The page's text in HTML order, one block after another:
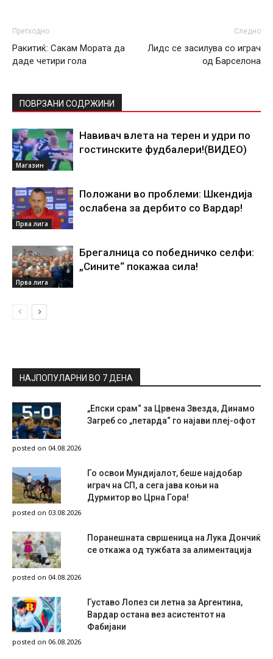
Претходно
Ракитиќ: Сакам Мората да
даде четири гола
Следно
Лидс се засилува со играч
од Барселона
ПОВРЗАНИ СОДРЖИНИ
Магазин
Навивач влета на терен и удри по
гостинските фудбалери!(ВИДЕО)
Прва лига
Положани во проблеми: Шкендија
ослабена за дербито со Вардар!
Прва лига
Брегалница со победничко селфи:
„Сините“ покажаа сила!
НАЈПОПУЛАРНИ ВО 7 ДЕНА
„Епски срам“ за Црвена Звезда, Динамо
Загреб со „петарда“ го најави плеј-офот
posted on 04.08.2026
Го освои Мундијалот, беше најдобар
играч на СП, а сега јава коњи на
Дурмитор во Црна Гора!
posted on 03.08.2026
Поранешната свршеница на Лука Дончиќ
се откажа од тужбата за алиментација
posted on 04.08.2026
Густаво Лопез си летна за Аргентина,
Вардар остана вез асистентот на
Фабијани
posted on 06.08.2026